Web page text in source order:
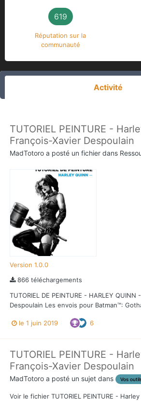
619
Réputation sur la
communauté
Activité
TUTORIEL PEINTURE -
François-Xavier Despoulain
MadTotoro a posté un fichier dans
Version 1.0.0
866 téléchargements
TUTORIEL DE PEINTURE - HARLEY
Despoulain Les envois pour Batman™:
le 1 juin 2019 6
TUTORIEL PEINTURE -
François-Xavier Despoulain
MadTotoro a posté un sujet dans Vos
Voir le fichier TUTORIEL PEINTURE -